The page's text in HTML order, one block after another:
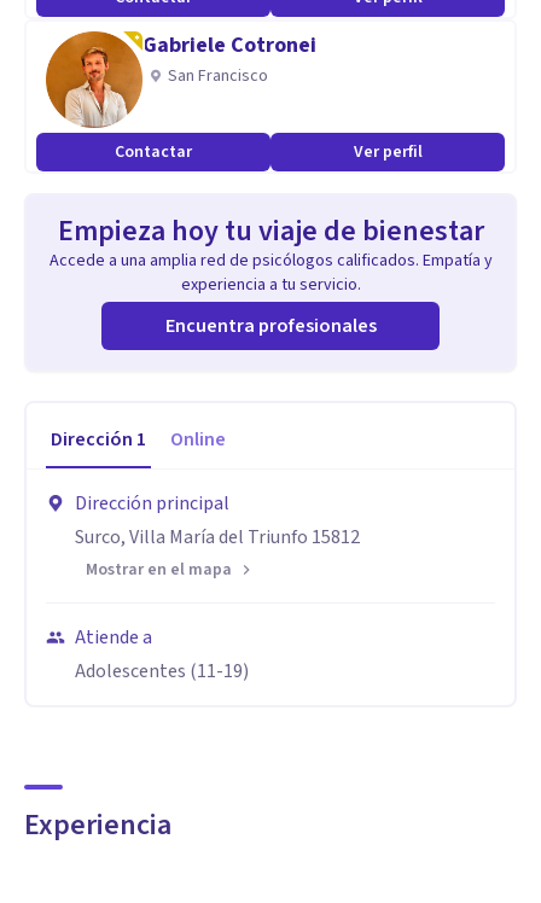
Gabriele Cotronei
San Francisco
Contactar Ver perfil
Empieza hoy tu viaje de bienestar
Accede a una amplia red de psicólogos calificados. Empatía y
experiencia a tu servicio.
Encuentra profesionales
Dirección 1 Online
Dirección principal
Surco, Villa María del Triunfo 15812
Mostrar en el mapa
Atiende a
Adolescentes (11-19)
Experiencia